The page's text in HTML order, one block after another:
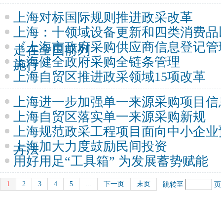
上海对标国际规则推进政采改革
上海：十领域设备更新和四类消费
走在全国前列
《上海市政府采购供应商信息登记
施行
上海健全政府采购全链条管理
上海自贸区推进政采领域15项改革
上海进一步加强单一来源采购项目
上海自贸区落实单一来源采购新规
上海规范政采工程项目面向中小企
方法
上海加大力度鼓励民间投资
用好用足“工具箱” 为发展蓄势赋能
1 2 3 4 5 ... 下一页 末页 跳转至